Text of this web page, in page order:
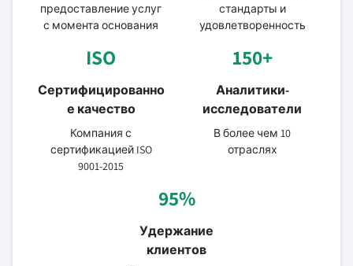
предоставление услуг
с момента основания
стандарты и
удовлетворенность
ISO
Сертифицированно
е качество
Компания с
сертификацией ISO
9001-2015
150+
Аналитики-
исследователи
В более чем 10
отраслях
95%
Удержание
клиентов